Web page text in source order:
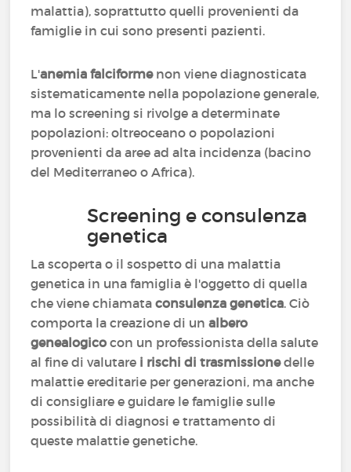
malattia), soprattutto quelli provenienti da
famiglie in cui sono presenti pazienti.
L'anemia falciformenon viene diagnosticata
sistematicamente nella popolazione generale,
ma lo screening si rivolge a determinate
popolazioni: oltreoceano o popolazioni
provenienti da aree ad alta incidenza (bacino
del Mediterraneo o Africa).
Screening e consulenza
genetica
La scoperta o il sospetto di una malattia
genetica in una famiglia è l'oggetto di quella
che viene chiamataconsulenza genetica. Ciò
comporta la creazione di un albero
genealogico con un professionista della salute
al fine di valutare i rischi di trasmissionedelle
malattie ereditarie per generazioni, ma anche
di consigliare e guidare le famiglie sulle
possibilità di diagnosi e trattamento di
queste malattie genetiche.